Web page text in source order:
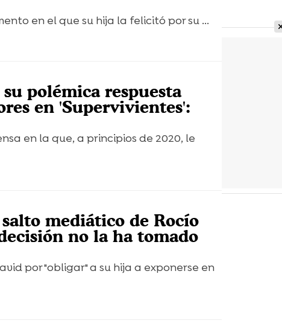
en el que su hija la felicitó por su ...
polémica respuesta
en 'Supervivientes':
en la que, a principios de 2020, le
mediático de Rocío
no la ha tomado
por "obligar" a su hija a exponerse en